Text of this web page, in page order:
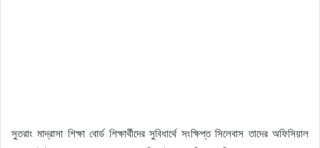
সুতরাং মাদ্রাসা শিক্ষা বোর্ড শিক্ষার্থীদের সুবিধার্থে সংক্ষিপ্ত সিলেবাস তাদের অফিসিয়াল